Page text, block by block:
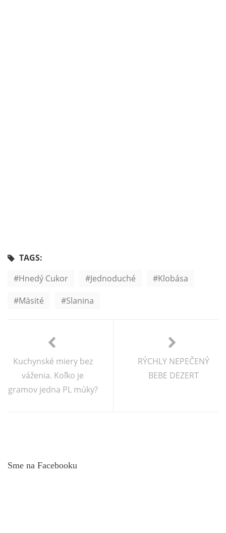
TAGS:
Hnedý Cukor
Jednoduché
Klobása
Mäsité
Slanina
Kuchynské miery bez
váženia. Koľko je
gramov jedna PL múky?
RÝCHLY NEPEČENÝ
BEBE DEZERT
Sme na Facebooku